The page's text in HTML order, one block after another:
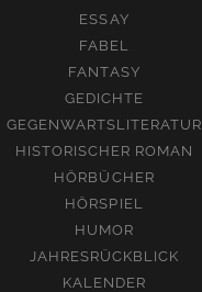
ESSAY
FABEL
FANTASY
GEDICHTE
GEGENWARTSLITERATUR
HISTORISCHER ROMAN
HÖRBÜCHER
HÖRSPIEL
HUMOR
JAHRESRÜCKBLICK
KALENDER